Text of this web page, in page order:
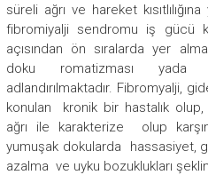
süreli ağrı ve hareket
fibromiyalji sendromu iş gücü
açısından ön sıralarda yer
doku romatizması yada
adlandırılmaktadır. Fibromyalji,
konulan kronik bir hastalık
ağrı ile karakterize olup
yumuşak dokularda hassasiyet,
azalma ve uyku bozuklukları